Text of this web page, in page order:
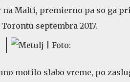
Malti, premierno pa so ga
septembra 2017.
motilo slabo vreme, po